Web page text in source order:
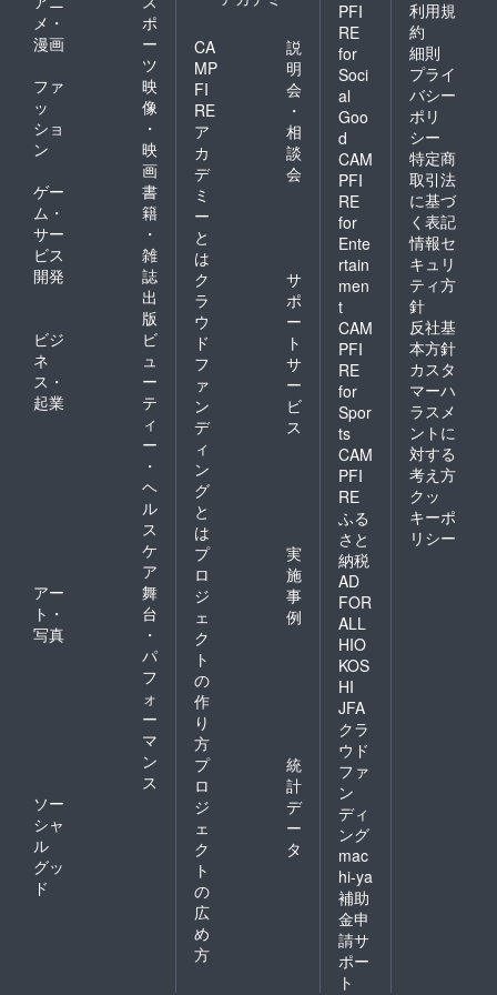
メ・
漫画
ポ
ー
ツ
ファ
ッ
ショ
ン
映
像
・
映
画
ゲー
ム・
サー
ビス
開発
書
籍
・
雑
誌
出
版
ビジ
ネ
ス・
起業
ビ
ュ
ー
テ
ィ
ー
・
ヘ
ル
ス
ケ
ア
アー
ト・
写真
舞
台
・
パ
フ
ォ
ー
マ
ン
ス
ソー
シャ
ル
グッ
ド
CA
MP
FI
RE
ア
カ
デ
ミ
ー
と
は
説
明
会
・
相
談
会
ク
ラ
ウ
ド
フ
ァ
ン
デ
ィ
ン
グ
と
は
サ
ポ
ー
ト
サ
ー
ビ
ス
プ
ロ
ジ
ェ
ク
ト
の
作
り
方
実
施
事
例
プ
ロ
ジ
ェ
ク
ト
の
広
め
方
統
計
デ
ー
タ
PFI
RE
for
Soci
al
Goo
d
CAM
PFI
RE
for
Ente
rtain
men
t
CAM
PFI
RE
for
Spor
ts
CAM
PFI
RE
ふる
さと
納税
AD
FOR
ALL
HIO
KOS
HI
JFA
クラ
ウド
ファ
ン
ディ
ング
mac
hi-ya
補助
金申
請サ
ポー
ト
利用規
約
細則
プライ
バシー
ポリ
シー
特定商
取引法
に基づ
く表記
情報セ
キュリ
ティ方
針
反社基
本方針
カスタ
マーハ
ラスメ
ントに
対する
考え方
クッ
キーポ
リシー